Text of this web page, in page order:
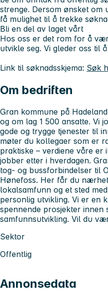
strenge. Dersom ønsket om
få mulighet til å trekke
Bli en del av laget vårt
Hos oss er det rom for å
utvikle seg. Vi gleder oss til
Link til søknadsskjema: Søk
Om bedriften
Gran kommune på
og om lag 1 500 ansatte. Vi
gode og trygge tjenester til
møter du kollegaer som er
praktiske – verdiene våre er
jobber etter i hverdagen.
tog- og bussforbindelser til
Hønefoss. Her får du
lokalsamfunn og et sted
personlig utvikling. Vi er en
spennende prosjekter innen
samfunnsutvikling. Vil du
Sektor
Offentlig
Annonsedata